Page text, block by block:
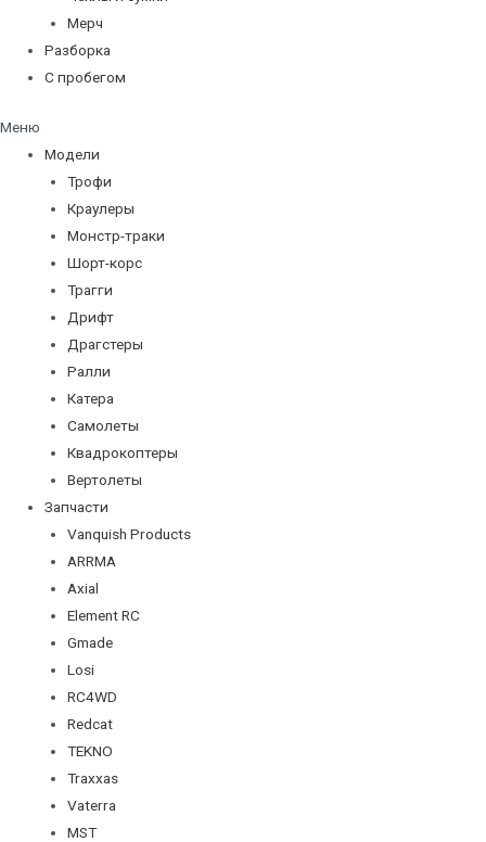
Мерч
Разборка
С пробегом
Меню
Модели
Трофи
Краулеры
Монстр-траки
Шорт-корс
Трагги
Дрифт
Драгстеры
Ралли
Катера
Самолеты
Квадрокоптеры
Вертолеты
Запчасти
Vanquish Products
ARRMA
Axial
Element RC
Gmade
Losi
RC4WD
Redcat
TEKNO
Traxxas
Vaterra
MST